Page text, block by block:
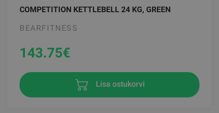
COMPETITION KETTLEBELL 24 KG, GREEN
BEARFITNESS
143.75€
Lisa ostukorvi